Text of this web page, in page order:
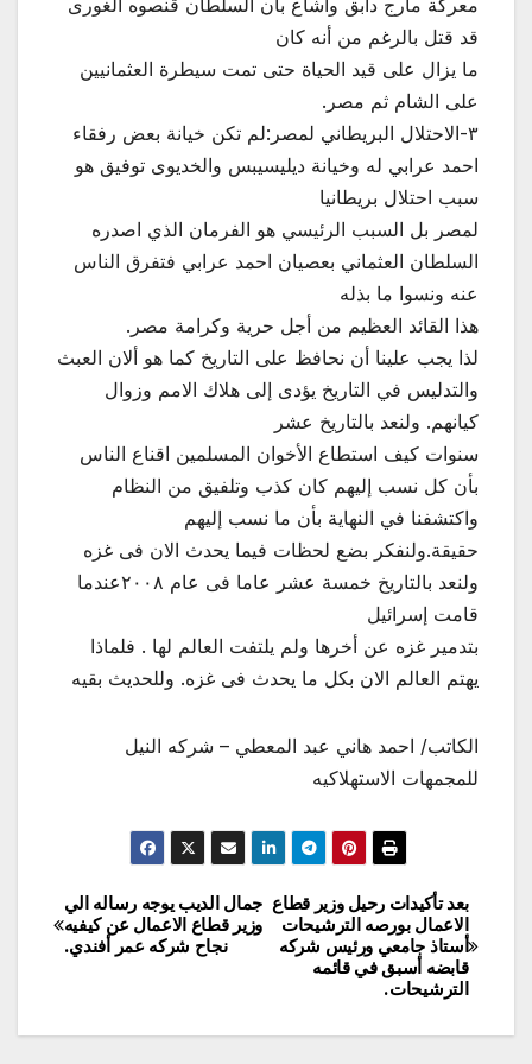
معركة مارج دابق واشاع بأن السلطان قنصوه الغورى
قد قتل بالرغم من أنه كان
ما يزال على قيد الحياة حتى تمت سيطرة العثمانيين
على الشام ثم مصر.
٣-الاحتلال البريطاني لمصر:لم تكن خيانة بعض رفقاء
احمد عرابي له وخيانة ديليسيبس والخديوى توفيق هو
سبب احتلال بريطانيا
لمصر بل السبب الرئيسي هو الفرمان الذي اصدره
السلطان العثماني بعصيان احمد عرابي فتفرق الناس
عنه ونسوا ما بذله
هذا القائد العظيم من أجل حرية وكرامة مصر.
لذا يجب علينا أن نحافظ على التاريخ كما هو ألان العبث
والتدليس في التاريخ يؤدى إلى هلاك الامم وزوال
كيانهم. ولنعد بالتاريخ عشر
سنوات كيف استطاع الأخوان المسلمين اقناع الناس
بأن كل نسب إليهم كان كذب وتلفيق من النظام
واكتشفنا في النهاية بأن ما نسب إليهم
حقيقة.ولنفكر بضع لحظات فيما يحدث الان فى غزه
ولنعد بالتاريخ خمسة عشر عاما فى عام ٢٠٠٨عندما
قامت إسرائيل
بتدمير غزه عن أخرها ولم يلتفت العالم لها . فلماذا
يهتم العالم الان بكل ما يحدث فى غزه. وللحديث بقيه
الكاتب/ احمد هاني عبد المعطي – شركه النيل
للمجمهات الاستهلاكيه
تصفّح
المقالات
جمال الديب يوجه رساله الي
وزير قطاع الاعمال عن كيفيه
نجاح شركه عمر أفندي.
بعد تأكيدات رحيل وزير قطاع
الاعمال بورصه الترشيحات
أستاذ جامعي ورئيس شركه
قابضه أسبق في قائمه
الترشيحات.